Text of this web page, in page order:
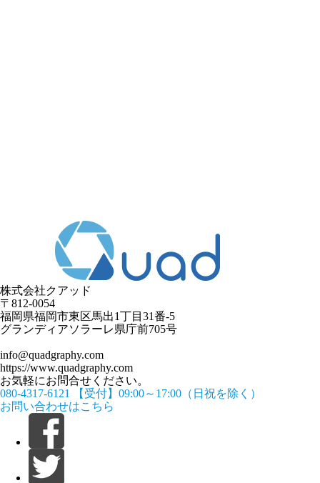
株式会社クアッド
〒812-0054
​福岡県福岡市東区馬出1丁目31番-5
グランディアソラーレ県庁前705号
info@quadgraphy.com
https://www.quadgraphy.com
お気軽にお問合せください。
080-4317-6121
【受付】09:00～17:00（日祝を除く）
お問い合わせはこちら